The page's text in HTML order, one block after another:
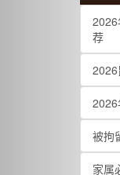
2026
荐
2026
2026
被拘
家属